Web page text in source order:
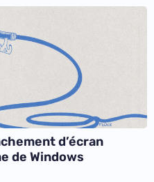
d’écran
de Windows